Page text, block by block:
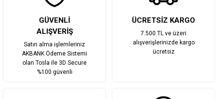
GÜVENLİ
ALIŞVERİŞ
Satın alma işlemleriniz
AKBANK Ödeme Sistemi
olan Tosla ile 3D Secure
%100 güvenli
ÜCRETSİZ KARGO
7.500 TL ve üzeri
alışverişlerinizde kargo
ücretsiz